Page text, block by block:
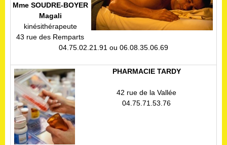
Mme SOUDRE-BOYER
Magali
kinésithérapeute
43 rue des Remparts
04.75.02.21.91 ou 06.08.35.06.69
PHARMACIE TARDY
42 rue de la Vallée
04.75.71.53.76